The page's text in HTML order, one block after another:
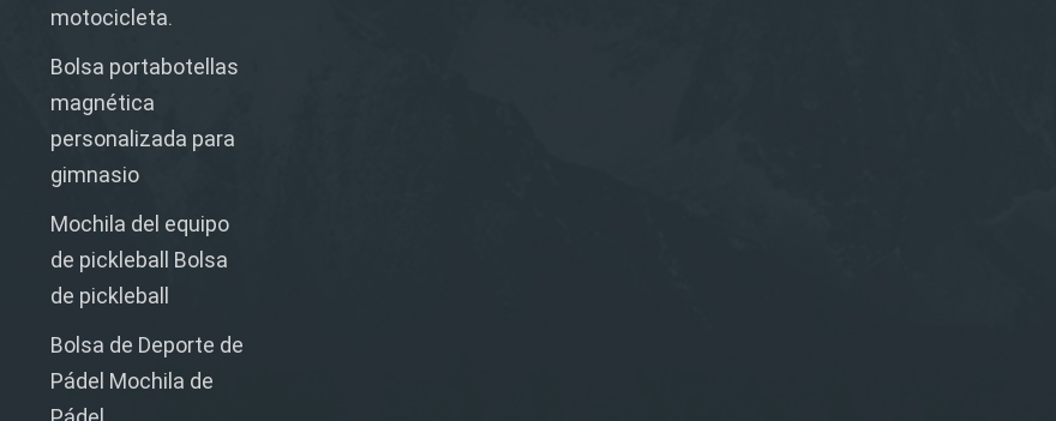
motocicleta.
Bolsa portabotellas
magnética
personalizada para
gimnasio
Mochila del equipo
de pickleball Bolsa
de pickleball
Bolsa de Deporte de
Pádel Mochila de